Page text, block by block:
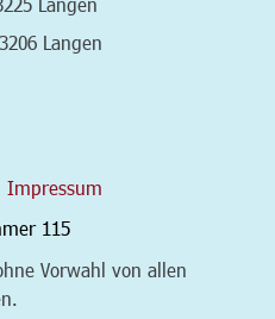
Langen
Impressum
115
Vorwahl von allen